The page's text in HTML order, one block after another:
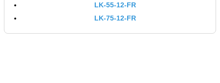
LK-55-12-FR
LK-75-12-FR